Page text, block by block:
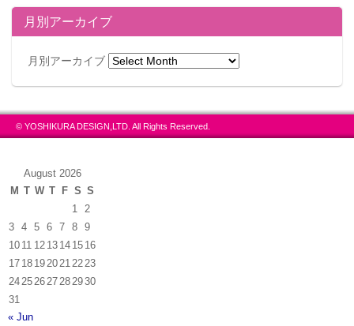
月別アーカイブ
月別アーカイブ
© YOSHIKURA DESIGN,LTD. All Rights Reserved.
August 2026
M T W T F S S
1
2
3
4 5 6 7 8
9
10 11 12 13 14 15 16
17 18 19 20 21 22 23
24 25 26 27 28 2930
31
« Jun